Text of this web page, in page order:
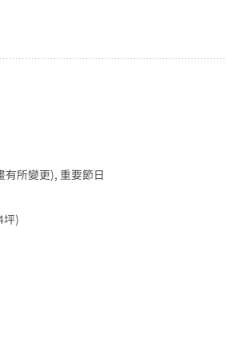
所變更), 重要節日
坪)